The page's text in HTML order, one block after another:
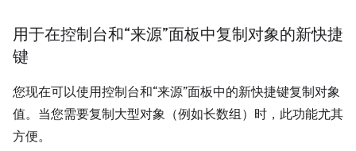
用于在控制台和“来源”面板中复制对象的新快捷
键
您现在可以使用控制台和“来源”面板中的新快捷键复制对象
值。当您需要复制大型对象（例如长数组）时，此功能尤其
方便。